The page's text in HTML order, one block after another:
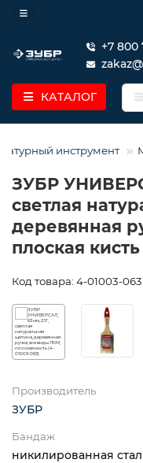
+7 800
КАТАЛОГ
инструмент
ЗУБР
светлая
деревянная
плоская
Код товара: 4-01003-063
Производитель
ЗУБР
Бандаж
никилированная